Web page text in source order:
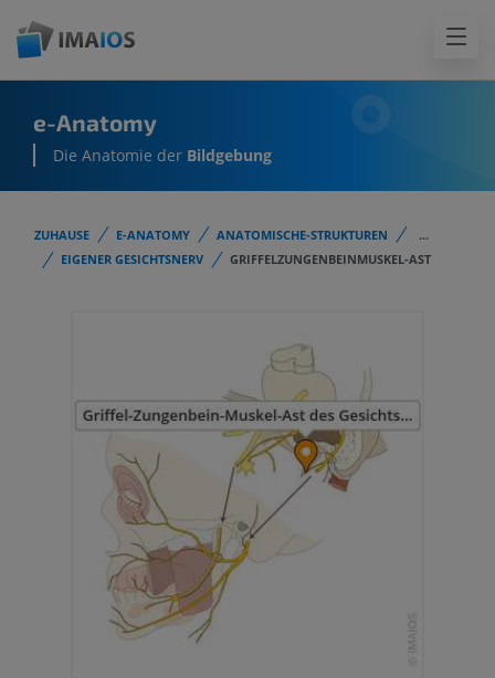
e-Anatomy
Die Anatomie der Bildgebung
ZUHAUSE E-ANATOMY ANATOMISCHE-STRUKTUREN
...
EIGENER GESICHTSNERV
GRIFFELZUNGENBEINMUSKEL-AST